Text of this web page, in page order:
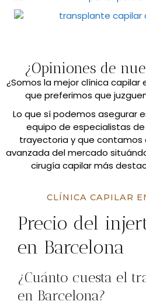
¿Opiniones de
¿Somos la mejor clínica capilar
que preferimos que
Lo que sí podemos asegurar
equipo de especialistas
trayectoria y que contamos
avanzada del mercado
cirugía capilar más
CLÍNICA CAPILAR
Precio del
en Barcelona
¿Cuánto cuesta el
en Barcelona?